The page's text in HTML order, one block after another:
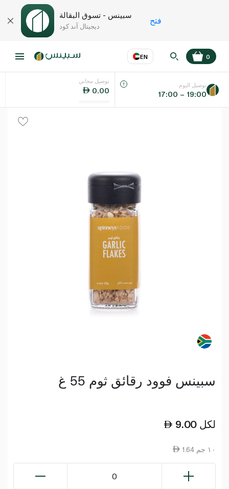
سبينس - تسوق البقالة
ديجيتال آند كود
فتح
EN
اللغة عر
0
توصيل مجاني
0.00
توصيل اليوم
17:00 – 19:00
سبينس فوود رقائق ثوم 55 غ
9.00 لكل
1.64 ١٠ جم
0